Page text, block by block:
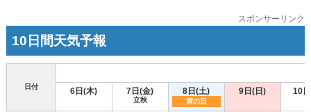
スポンサーリンク
10日間天気予報
日付 6日(木) 7日(金)
立秋
8日(土)
寅の日
9日(日) 10